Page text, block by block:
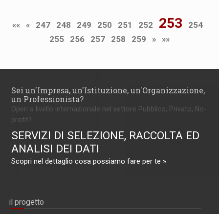
«« « 247 248 249 250 251 252 253
254
255
256 257 258 259 » »»
Sei un'Impresa, un'Istituzione, un'Organizzazione,
un Professionista?
Operi a livello internazionale nel settore Pubblico, Privato, No-
profit?
SERVIZI DI SELEZIONE, RACCOLTA ED
ANALISI DEI DATI
Scopri nel dettaglio cosa possiamo fare per te »
il progetto